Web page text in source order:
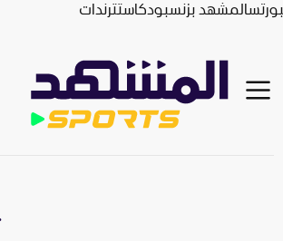
المشهد بزنسبودكاستترندات